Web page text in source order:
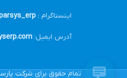
اینستاگرام :
آدرس ایمیل:
تمام حقوق برای شرکت